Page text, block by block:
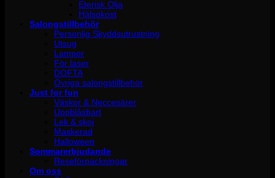
Eterisk Olja
Hälsokost
Salongstillbehör
Personlig Skyddsutrustning
Utsug
Lampor
För laser
DOFTA
Övriga salongstillbehör
Just for fun
Väskor & Neccesärer
Uppblåsbart
Lek & skoj
Maskerad
Halloween
Sommarerbjudande
Reseförpackningar
Om oss